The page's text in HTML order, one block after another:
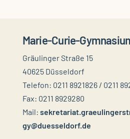
Marie-Curie-
Gräulinger Straße 15
40625 Düsseldorf
Telefon: 0211 8921826 / 0211
Fax: 0211 8929280
Mail:
gy@duesseldorf.de